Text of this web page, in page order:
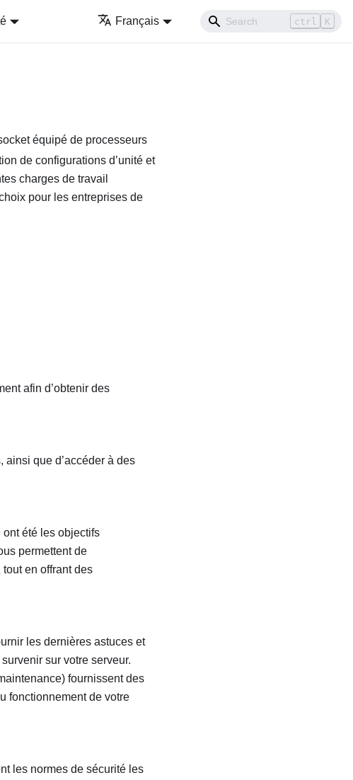
Français ctrl K
équipé de processeurs
de configurations d’unité et
charges de travail
pour les entreprises de
afin d’obtenir des
que d’accéder à des
été les objectifs
permettent de
en offrant des
les dernières astuces et
sur votre serveur.
fournissent des
fonctionnement de votre
les normes de sécurité les